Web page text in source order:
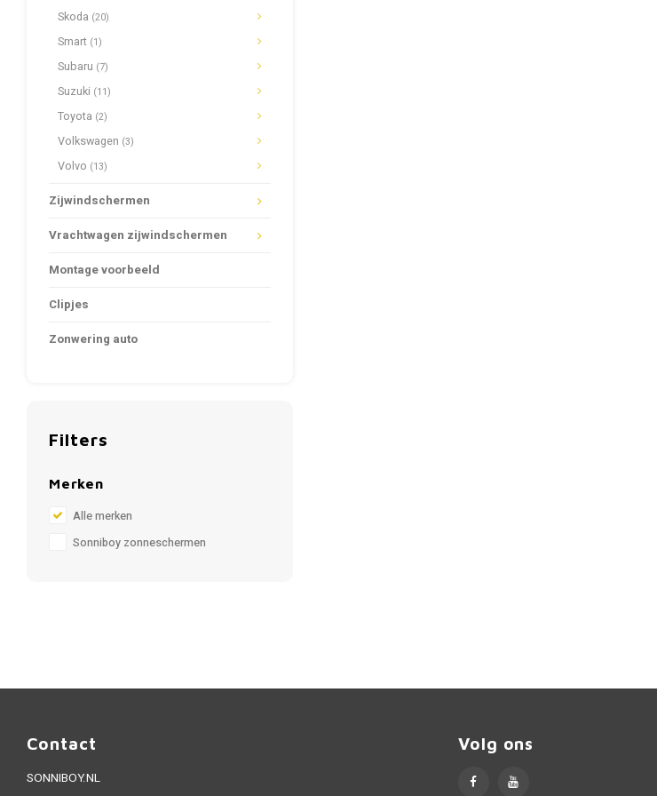
Skoda (20)
Smart (1)
Subaru (7)
Suzuki (11)
Toyota (2)
Volkswagen (3)
Volvo (13)
Zijwindschermen
Vrachtwagen zijwindschermen
Montage voorbeeld
Clipjes
Zonwering auto
Filters
Merken
Alle merken
Sonniboy zonneschermen
Contact
SONNIBOY.NL
Volg ons